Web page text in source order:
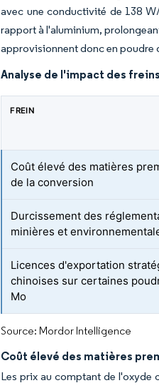
avec une conductivité de 138
rapport à l'aluminium,
approvisionnent donc en poudre
Analyse de l'impact des
FREIN
Coût élevé des matières
de la conversion
Durcissement des
minières et
Licences d'exportation
chinoises sur certaines
Mo
Source: Mordor Intelligence
Coût élevé des matières
Les prix au comptant de l'oxyde